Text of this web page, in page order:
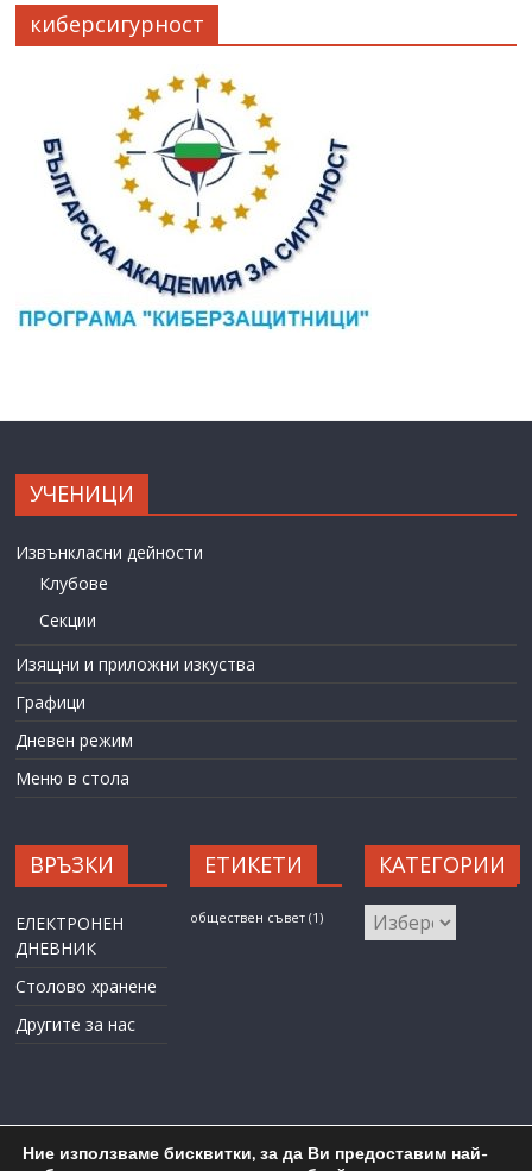
киберсигурност
УЧЕНИЦИ
Извънкласни дейности
Клубове
Секции
Изящни и приложни изкуства
Графици
Дневен режим
Меню в стола
ВРЪЗКИ
ЕЛЕКТРОНЕН
ДНЕВНИК
Столово хранене
Другите за нас
ЕТИКЕТИ
обществен съвет (1)
КАТЕГОРИИ
КАТЕГОРИИ
Ние използваме бисквитки, за да Ви предоставим най-